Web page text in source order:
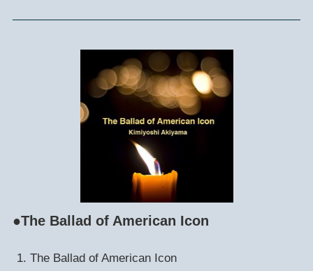
●The Ballad of American Icon
The Ballad of American Icon